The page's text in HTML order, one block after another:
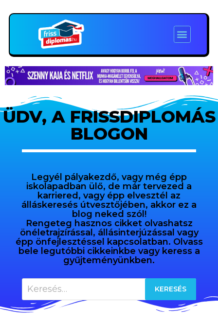
ÜDV, A FRISSDIPLOMÁS
BLOGON
Legyél pályakezdő, vagy még épp
iskolapadban ülő, de már tervezed a
karriered, vagy épp elvesztél az
álláskeresés útvesztőjében, akkor ez a
blog neked szól!
Rengeteg hasznos cikket olvashatsz
önéletrajzírással, állásinterjúzással vagy
épp önfejlesztéssel kapcsolatban. Olvass
bele legutóbbi cikkeinkbe vagy keress a
gyűjteményünkben.